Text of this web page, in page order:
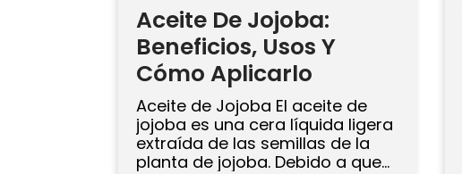
Aceite De Jojoba:
Beneficios, Usos Y
Cómo Aplicarlo
Aceite de Jojoba El aceite de
jojoba es una cera líquida ligera
extraída de las semillas de la
planta de jojoba. Debido a que